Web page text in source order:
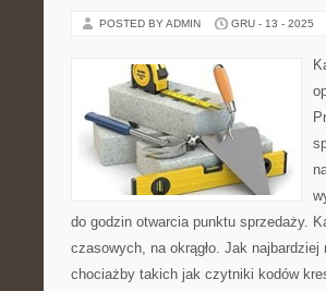
POSTED BY ADMIN GRU - 13 - 2025
do godzin otwarcia punktu sprzedaży.
czasowych, na okrągło. Jak
chociażby takich jak czytniki kodów